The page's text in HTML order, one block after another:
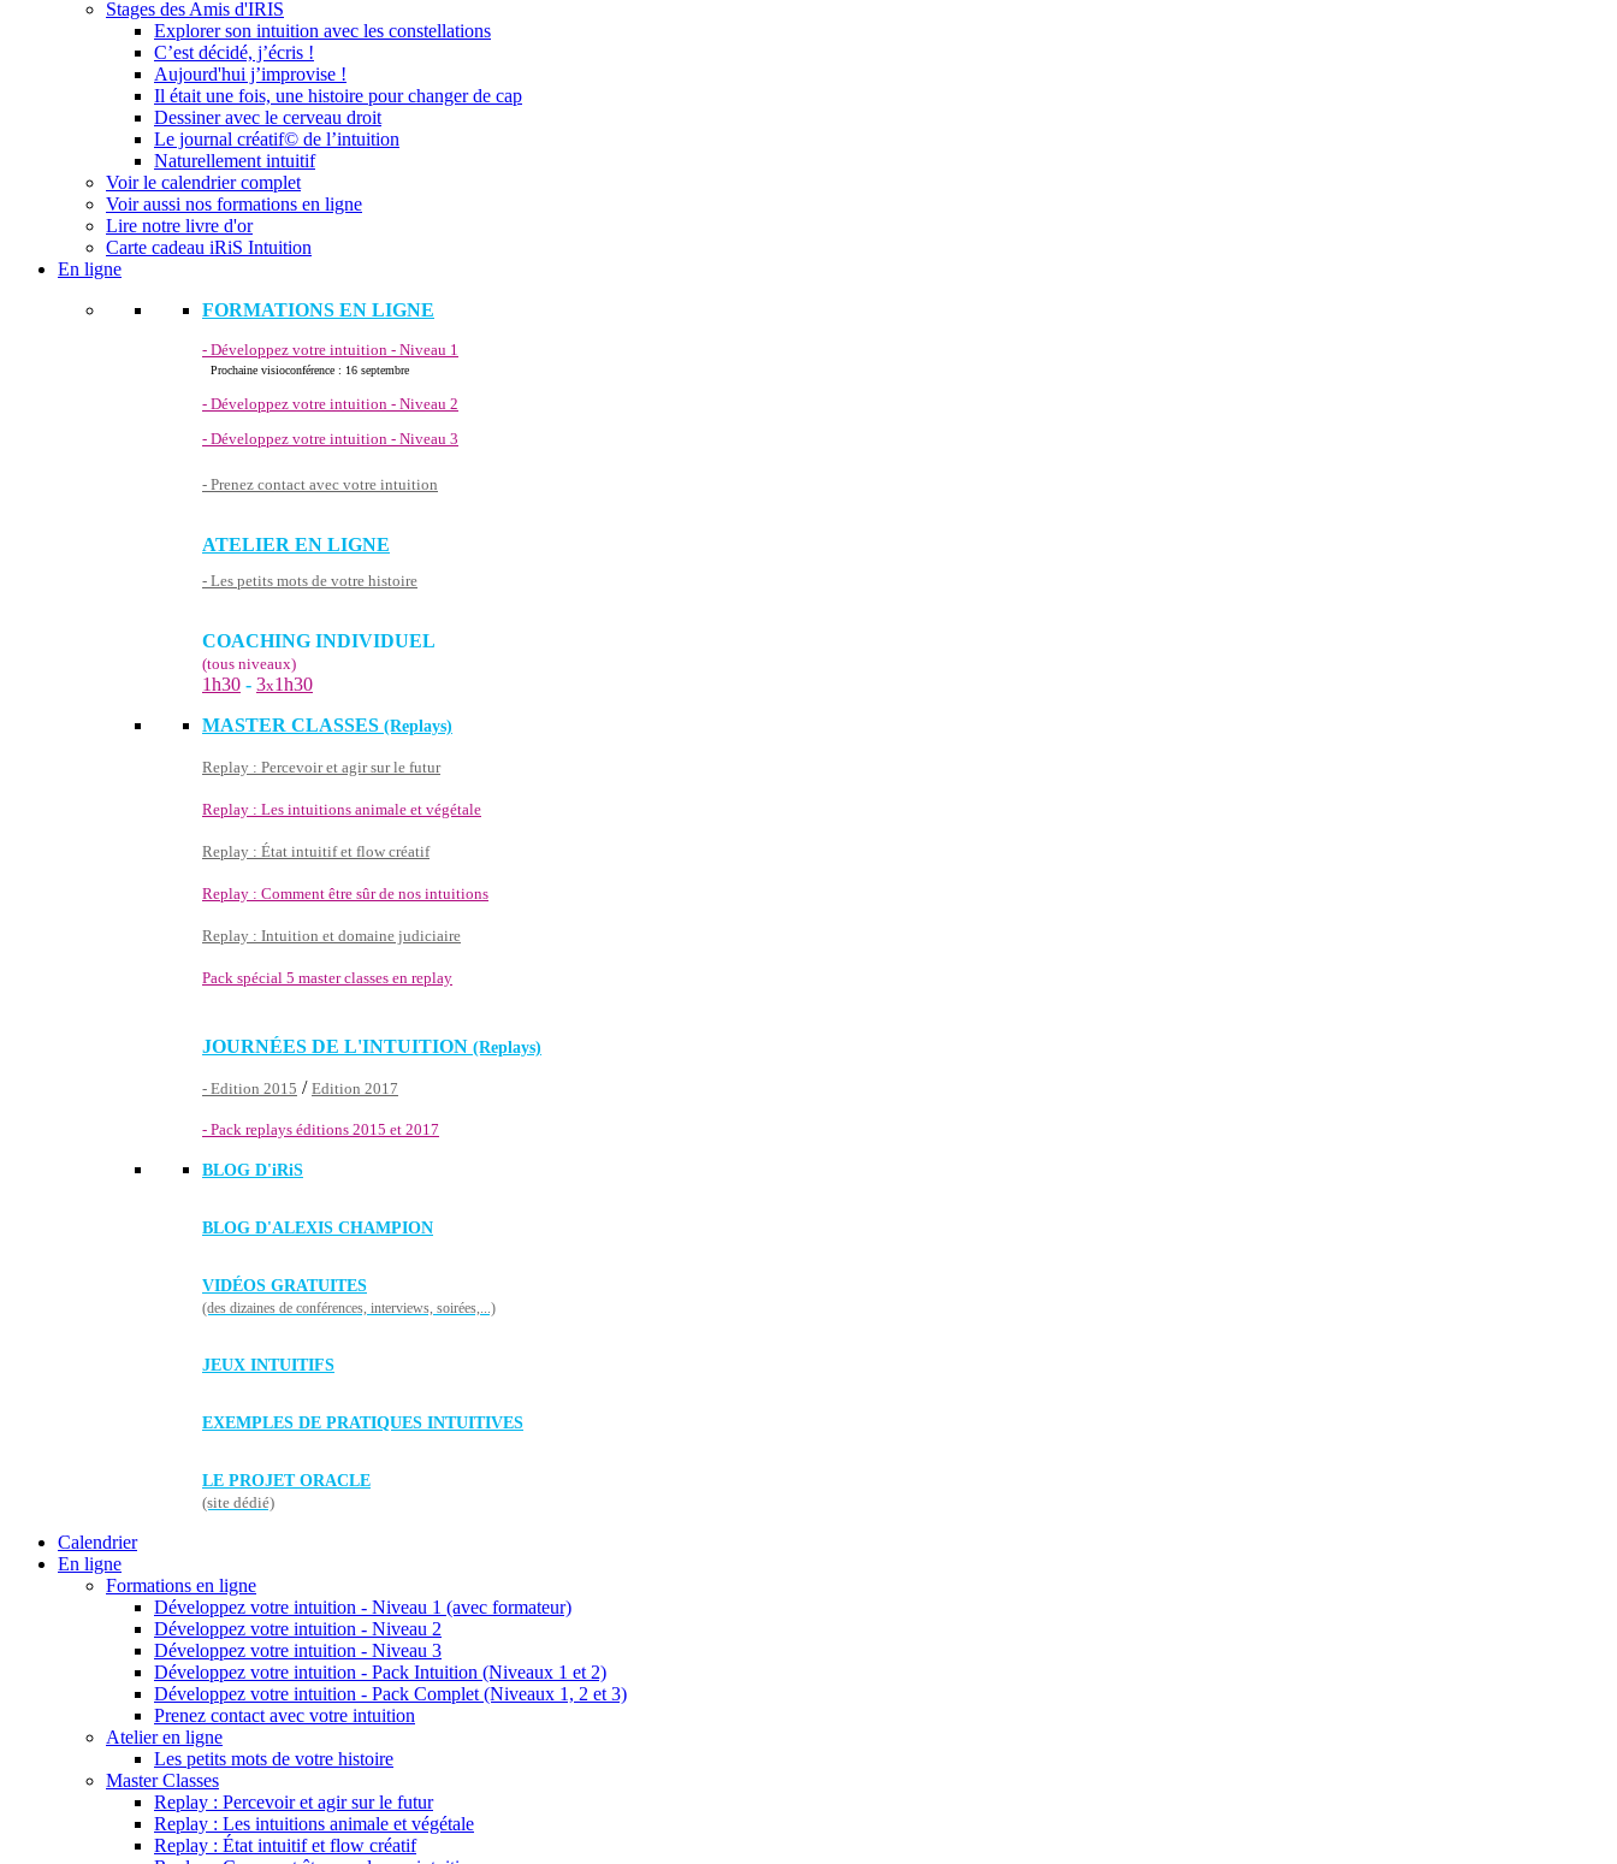
Stages des Amis d'IRIS
Explorer son intuition avec les constellations
C’est décidé, j’écris !
Aujourd'hui j’improvise !
Il était une fois, une histoire pour changer de cap
Dessiner avec le cerveau droit
Le journal créatif© de l’intuition
Naturellement intuitif
Voir le calendrier complet
Voir aussi nos formations en ligne
Lire notre livre d'or
Carte cadeau iRiS Intuition
En ligne
FORMATIONS EN LIGNE
- Développez votre intuition - Niveau 1
Prochaine visioconférence : 16 septembre
- Développez votre intuition - Niveau 2
- Développez votre intuition - Niveau 3
- Prenez contact avec votre intuition
ATELIER EN LIGNE
- Les petits mots de votre histoire
COACHING INDIVIDUEL
(tous niveaux)
1h30 - 3x1h30
MASTER CLASSES (Replays)
Replay : Percevoir et agir sur le futur
Replay : Les intuitions animale et végétale
Replay : État intuitif et flow créatif
Replay : Comment être sûr de nos intuitions
Replay : Intuition et domaine judiciaire
Pack spécial 5 master classes en replay
JOURNÉES DE L'INTUITION (Replays)
- Edition 2015 / Edition 2017
- Pack replays éditions 2015 et 2017
BLOG D'iRiS
BLOG D'ALEXIS CHAMPION
VIDÉOS GRATUITES
(des dizaines de conférences, interviews, soirées,...)
JEUX INTUITIFS
EXEMPLES DE PRATIQUES INTUITIVES
LE PROJET ORACLE
(site dédié)
Calendrier
En ligne
Formations en ligne
Développez votre intuition - Niveau 1 (avec formateur)
Développez votre intuition - Niveau 2
Développez votre intuition - Niveau 3
Développez votre intuition - Pack Intuition (Niveaux 1 et 2)
Développez votre intuition - Pack Complet (Niveaux 1, 2 et 3)
Prenez contact avec votre intuition
Atelier en ligne
Les petits mots de votre histoire
Master Classes
Replay : Percevoir et agir sur le futur
Replay : Les intuitions animale et végétale
Replay : État intuitif et flow créatif